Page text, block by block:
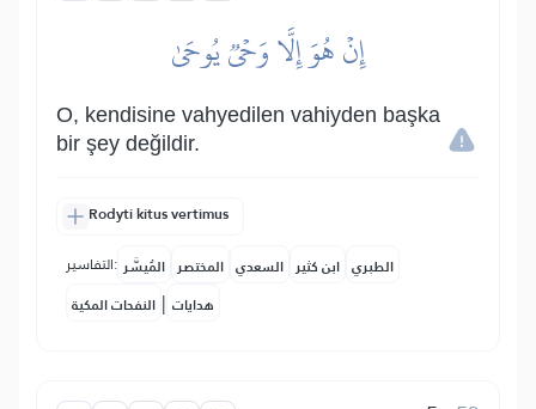
إِنۡ هُوَ إِلَّا وَحۡيٞ يُوحَىٰ
O, kendisine vahyedilen vahiyden başka
bir şey değildir.
Rodyti kitus vertimus
التفاسير: المُيسَّر المختصر السعدي ابن كثير الطبري
النفحات المكية | هدايات